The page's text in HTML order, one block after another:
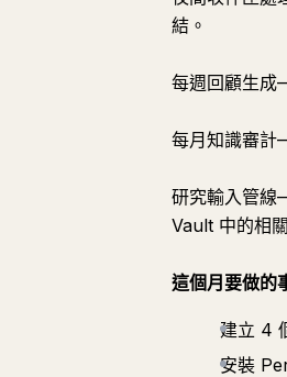
結。
每週回顧生成
每月知識審計
研究輸入管線
Vault 中的相
這個月要做的
建立 4
安裝